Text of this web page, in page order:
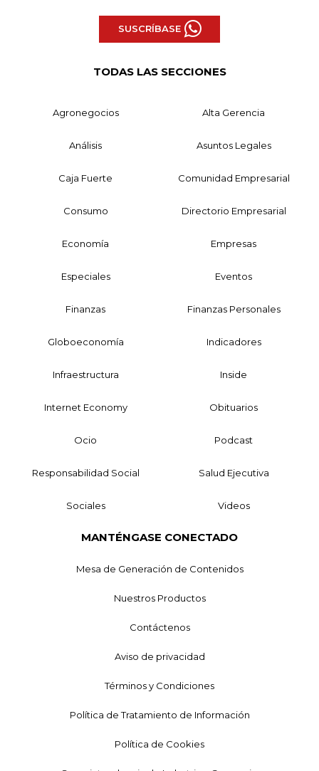
SUSCRÍBASE
TODAS LAS SECCIONES
Agronegocios Alta Gerencia
Análisis Asuntos Legales
Caja Fuerte Comunidad Empresarial
Consumo Directorio Empresarial
Economía Empresas
Especiales Eventos
Finanzas Finanzas Personales
Globoeconomía Indicadores
Infraestructura Inside
Internet Economy Obituarios
Ocio Podcast
Responsabilidad Social Salud Ejecutiva
Sociales Videos
MANTÉNGASE CONECTADO
Mesa de Generación de Contenidos
Nuestros Productos
Contáctenos
Aviso de privacidad
Términos y Condiciones
Política de Tratamiento de Información
Política de Cookies